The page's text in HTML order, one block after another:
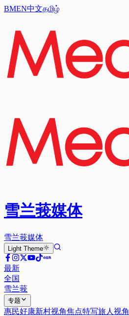
BMEN中文தமிழ்
雪兰莪媒体
雪兰莪媒体
Light Theme
最新
全国
雪兰莪
专题
惠民好康新村视角焦点特写旅人视角